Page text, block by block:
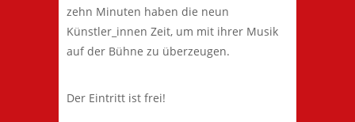
zehn Minuten haben die neun
Künstler_innen Zeit, um mit ihrer Musik
auf der Bühne zu überzeugen.
Der Eintritt ist frei!